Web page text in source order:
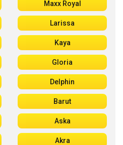
Maxx Royal
Larissa
Kaya
Gloria
Delphin
Barut
Aska
Akra